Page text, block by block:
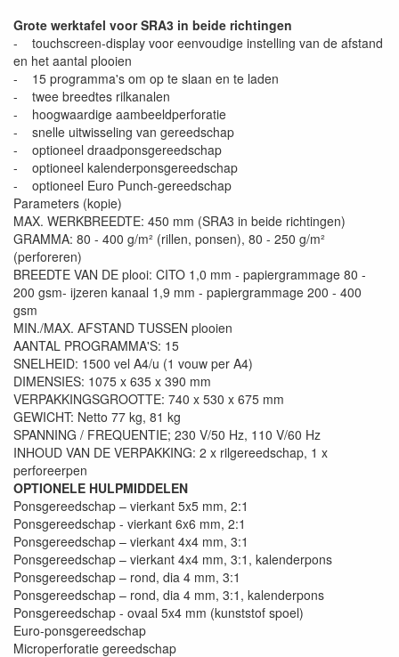
Grote werktafel voor SRA3 in beide richtingen
- touchscreen-display voor eenvoudige instelling van de afstand
en het aantal plooien
- 15 programma's om op te slaan en te laden
- twee breedtes rilkanalen
- hoogwaardige aambeeldperforatie
- snelle uitwisseling van gereedschap
- optioneel draadponsgereedschap
- optioneel kalenderponsgereedschap
- optioneel Euro Punch-gereedschap
Parameters (kopie)
MAX. WERKBREEDTE: 450 mm (SRA3 in beide richtingen)
GRAMMA: 80 - 400 g/m² (rillen, ponsen), 80 - 250 g/m²
(perforeren)
BREEDTE VAN DE plooi: CITO 1,0 mm - papiergrammage 80 -
200 gsm- ijzeren kanaal 1,9 mm - papiergrammage 200 - 400
gsm
MIN./MAX. AFSTAND TUSSEN plooien
AANTAL PROGRAMMA'S: 15
SNELHEID: 1500 vel A4/u (1 vouw per A4)
DIMENSIES: 1075 x 635 x 390 mm
VERPAKKINGSGROOTTE: 740 x 530 x 675 mm
GEWICHT: Netto 77 kg, 81 kg
SPANNING / FREQUENTIE; 230 V/50 Hz, 110 V/60 Hz
INHOUD VAN DE VERPAKKING: 2 x rilgereedschap, 1 x
perforeerpen
OPTIONELE HULPMIDDELEN
Ponsgereedschap – vierkant 5x5 mm, 2:1
Ponsgereedschap - vierkant 6x6 mm, 2:1
Ponsgereedschap – vierkant 4x4 mm, 3:1
Ponsgereedschap – vierkant 4x4 mm, 3:1, kalenderpons
Ponsgereedschap – rond, dia 4 mm, 3:1
Ponsgereedschap – rond, dia 4 mm, 3:1, kalenderpons
Ponsgereedschap - ovaal 5x4 mm (kunststof spoel)
Euro-ponsgereedschap
Microperforatie gereedschap